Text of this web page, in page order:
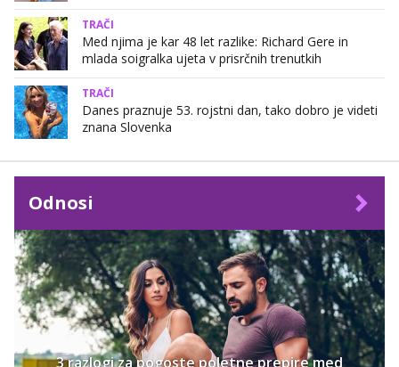
TRAČI
Med njima je kar 48 let razlike: Richard Gere in
mlada soigralka ujeta v prisrčnih trenutkih
TRAČI
Danes praznuje 53. rojstni dan, tako dobro je videti
znana Slovenka
Odnosi
3 razlogi za pogoste poletne prepire med